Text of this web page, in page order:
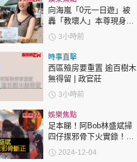
向海嵐「0元一日遊」被
轟「教壞人」本尊現身回
應網民
3小時前
時事直擊
西區殮房要重置 逾百樹木
無得留 | 政官莊
3小時前
娛樂焦點
足本睇！阿Bob林盛斌掃
四仔揼邪骨下火實錄！網
民激讚：真漢子！
2024-12-04